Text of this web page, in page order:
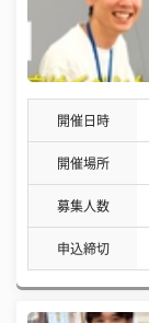
開催日時
開催場所
募集人数
申込締切